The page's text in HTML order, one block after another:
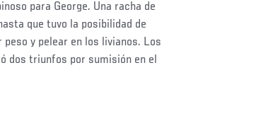
para George. Una racha de
que tuvo la posibilidad de
y pelear en los livianos. Los
dos triunfos por sumisión en el